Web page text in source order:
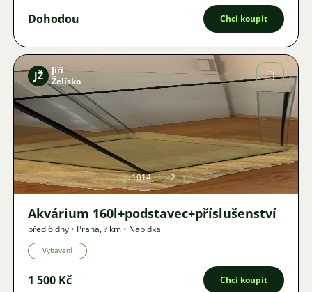
Dohodou Chci koupit
Obrázek
JŽ
Jiří
Želísko
1014 2
Akvárium 160l+podstavec+příslušenství
před 6 dny • Praha,? km • Nabídka
Vybavení
1 500 Kč Chci koupit